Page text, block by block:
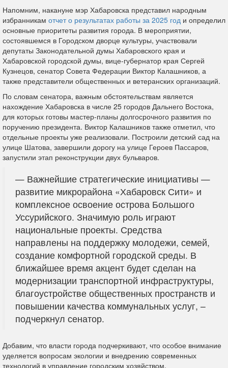
Напомним, накануне мэр Хабаровска представил народным
избранникам отчет о результатах работы за 2025 год и определил
основные приоритеты развития города. В мероприятии,
состоявшемся в Городском дворце культуры, участвовали
депутаты Законодательной думы Хабаровского края и
Хабаровской городской думы, вице-губернатор края Сергей
Кузнецов, сенатор Совета Федерации Виктор Калашников, а
также представители общественных и ветеранских организаций.
По словам сенатора, важным обстоятельствам является
нахождение Хабаровска в числе 25 городов Дальнего Востока,
для которых готовы мастер-планы долгосрочного развития по
поручению президента. Виктор Калашников также отметил, что
отдельные проекты уже реализовали. Построили детский сад на
улице Шатова, завершили дорогу на улице Героев Пассаров,
запустили этап реконструкции двух бульваров.
— Важнейшие стратегические инициативы —
развитие микрорайона «Хабаровск Сити» и
комплексное освоение острова Большого
Уссурийского. Значимую роль играют
национальные проекты. Средства
направлены на поддержку молодежи, семей,
создание комфортной городской среды. В
ближайшее время акцент будет сделан на
модернизации транспортной инфраструктуры,
благоустройстве общественных пространств и
повышении качества коммунальных услуг, –
подчеркнул сенатор.
Добавим, что власти города подчеркивают, что особое внимание
уделяется вопросам экологии и внедрению современных
технологий в управление городским хозяйством.